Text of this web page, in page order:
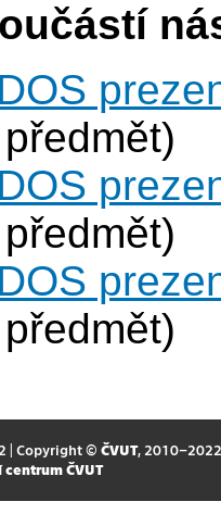
| Copyright © ČVUT, 2010–2022
ČVUT